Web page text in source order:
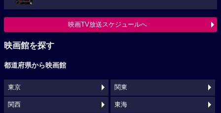
映画TV放送スケジュールへ
映画館を探す
都道府県から映画館
東京 関東
関西 東海